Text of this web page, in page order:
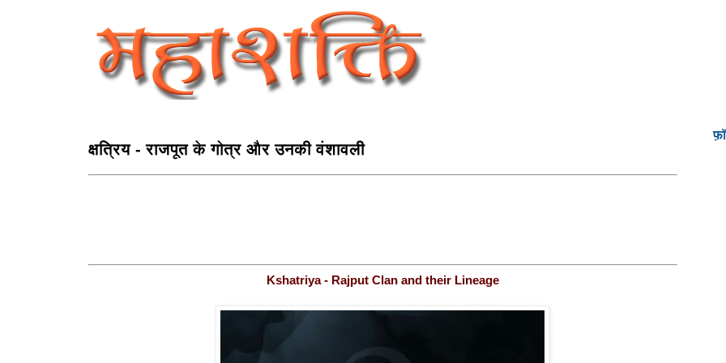
क्षत्रिय - राजपूत के गोत्र और उनकी वंशावली
Kshatriya - Rajput Clan and their Lineage